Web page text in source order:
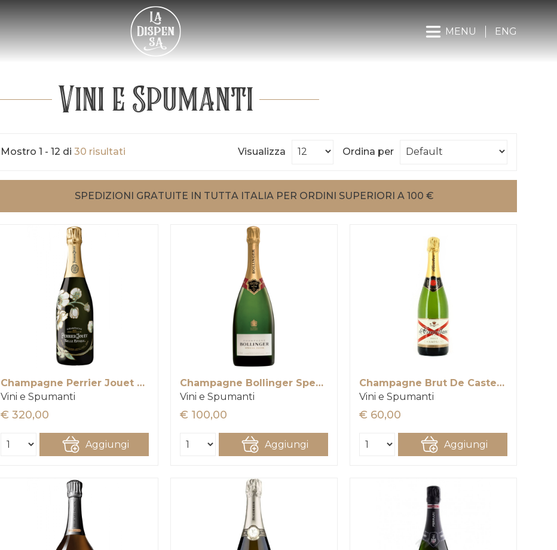
MENU ENG
Vini e Spumanti
Mostro 1 - 12 di30 risultati Visualizza Ordina per
SPEDIZIONI GRATUITE IN TUTTA ITALIA PER ORDINI SUPERIORI A 100 €
Champagne Perrier Jouet Belle Epoque
Vini e Spumanti
€ 320,00
Aggiungi
Champagne Bollinger Special Cuvèe
Vini e Spumanti
€ 100,00
Aggiungi
Champagne Brut De Castellane
Vini e Spumanti
€ 60,00
Aggiungi